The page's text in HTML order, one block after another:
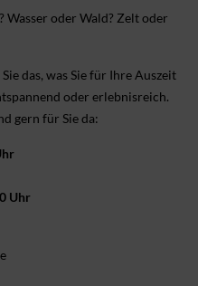
Wasser oder Wald? Zelt oder
das, was Sie für Ihre Aus­zeit
oder erlebnis­reich.
gern für Sie da:
Uhr